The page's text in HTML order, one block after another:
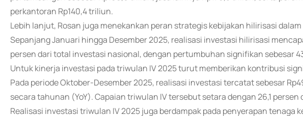
perkantoran Rp140,4 triliun.
Lebih lanjut, Rosan juga menekankan peran strategis kebijakan hilirisasi
Sepanjang Januari hingga Desember 2025, realisasi investasi hilirisasi
persen dari total investasi nasional, dengan pertumbuhan signifikan sebesar
Untuk kinerja investasi pada triwulan IV 2025 turut memberikan kontribusi
Pada periode Oktober-Desember 2025, realisasi investasi tercatat sebesar
secara tahunan (YoY). Capaian triwulan IV tersebut setara dengan 26,1
Realisasi investasi triwulan IV 2025 juga berdampak pada penyerapan tenaga